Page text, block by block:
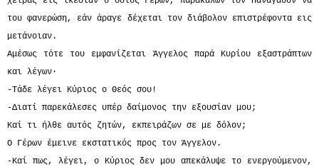
του φανερώση, εάν άραγε δέχεται τον διάβολον επιστρέφοντα εις
μετάνοιαν.
Αμέσως τότε του εμφανίζεται Άγγελος παρά Κυρίου εξαστράπτων
και λέγων·
-Τάδε λέγει Κύριος ο Θεός σου!
-Διατί παρεκάλεσες υπέρ δαίμονος την εξουσίαν μου;
Καί τι ήλθε αυτός ζητών, εκπειράζων σε με δόλον;
Ο Γέρων έμεινε εκστατικός προς τον Άγγελον.
-Καί πως, λέγει, ο Κύριος δεν μου απεκάλυψε το ενεργούμενον,